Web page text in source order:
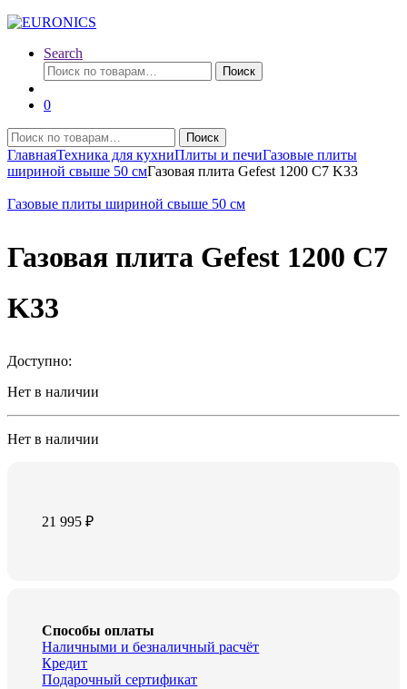
Search
Искать:
Поиск
0
Искать:
Поиск
ГлавнаяТехника для кухниПлиты и печиГазовые плиты
шириной свыше 50 смГазовая плита Gefest 1200 C7 K33
Газовые плиты шириной свыше 50 см
Газовая плита Gefest 1200 C7
K33
Доступно:
Нет в наличии
Нет в наличии
21 995₽
Способы оплаты
Наличными и безналичный расчёт
Кредит
Подарочный сертификат